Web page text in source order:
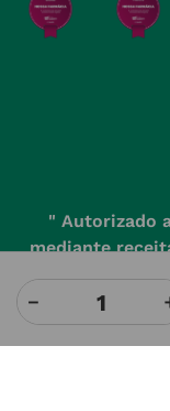
－
" Autorizado
mediante
domicilio